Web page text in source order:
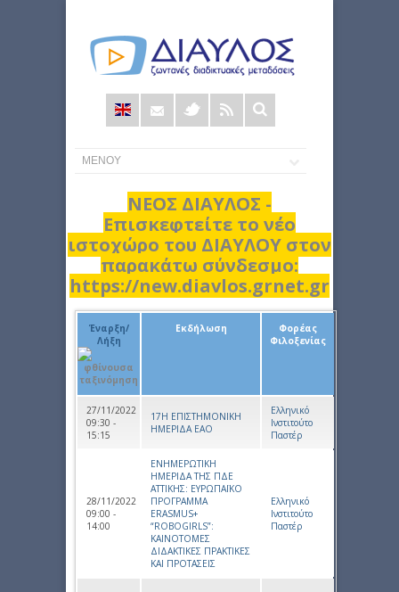
Φόρμα
αναζήτησης
ΝΕΟΣ ΔΙΑΥΛΟΣ -
Επισκεφτείτε το νέο
ιστοχώρο του ΔΙΑΥΛΟΥ στον
παρακάτω σύνδεσμο:
https://new.diavlos.grnet.gr
Έναρξη/
Λήξη
Εκδήλωση
Φορέας
Φιλοξενίας
27/11/2022
09:30 -
15:15
17Η ΕΠΙΣΤΗΜΟΝΙΚΗ
ΗΜΕΡΙΔΑ ΕΑΟ
Ελληνικό
Ινστιτούτο
Παστέρ
28/11/2022
09:00 -
14:00
ΕΝΗΜΕΡΩΤΙΚΗ
ΗΜΕΡΙΔΑ ΤΗΣ ΠΔΕ
ΑΤΤΙΚΗΣ: ΕΥΡΩΠΑΪΚΟ
ΠΡΟΓΡΑΜΜΑ
ERASMUS+
“ROBOGIRLS”:
ΚΑΙΝΟΤΟΜΕΣ
ΔΙΔΑΚΤΙΚΕΣ ΠΡΑΚΤΙΚΕΣ
ΚΑΙ ΠΡΟΤΑΣΕΙΣ
Ελληνικό
Ινστιτούτο
Παστέρ